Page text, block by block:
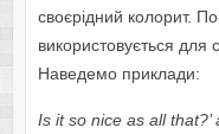
своєрідний колорит.
використовується для
Наведемо приклади:
Is it so nice as all